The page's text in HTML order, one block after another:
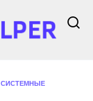
СИСТЕМНЫЕ